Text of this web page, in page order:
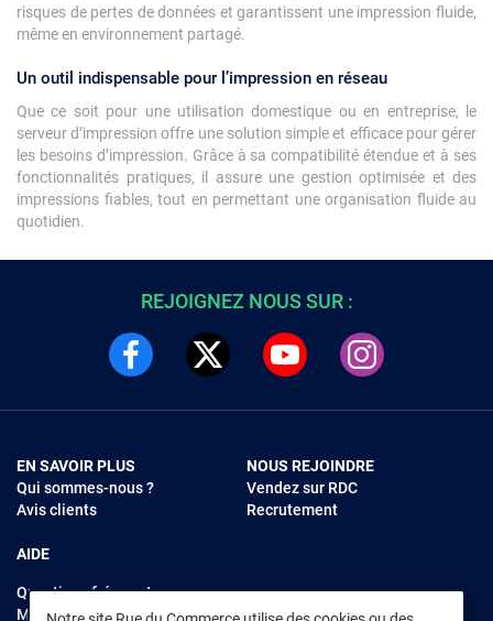
risques de pertes de données et garantissent une impression fluide,
même en environnement partagé.
Un outil indispensable pour l’impression en réseau
Que ce soit pour une utilisation domestique ou en entreprise, le
serveur d’impression offre une solution simple et efficace pour gérer
les besoins d’impression. Grâce à sa compatibilité étendue et à ses
fonctionnalités pratiques, il assure une gestion optimisée et des
impressions fiables, tout en permettant une organisation fluide au
quotidien.
REJOIGNEZ NOUS SUR :
EN SAVOIR PLUS
Qui sommes-nous ?
Avis clients
AIDE
Questions fréquentes
Modes de règlements
NOUS REJOINDRE
Vendez sur RDC
Recrutement